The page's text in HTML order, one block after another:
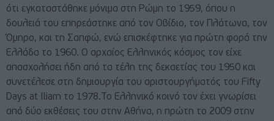
ότι εγκαταστάθηκε μόνιμα στη Ρώμη το 1959, όπου η
δουλειά του επηρεάστηκε από τον Οβίδιο, τον Πλάτωνα, τον
Όμηρο, και τη Σαπφώ, ενώ επισκέφτηκε για πρώτη φορά την
Ελλάδα το 1960. Ο αρχαίος Ελληνικός κόσμος τον είχε
απασχολήσει ήδη από τα τέλη της δεκαετίας του 1950 και
συνετέλεσε στη δημιουργία του αριστουργήματός του Fifty
Days at Iliam το 1978.Το Ελληνικό κοινό τον έχει γνωρίσει
από δύο εκθέσεις του στην Αθήνα, η πρώτη το 2009 στην